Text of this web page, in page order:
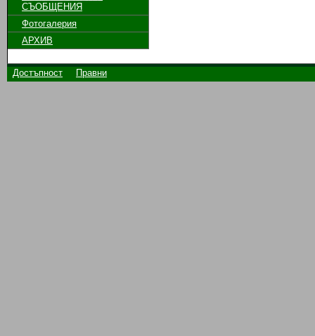
СЪОБЩЕНИЯ
Фотогалерия
АРХИВ
Достъпност Правни